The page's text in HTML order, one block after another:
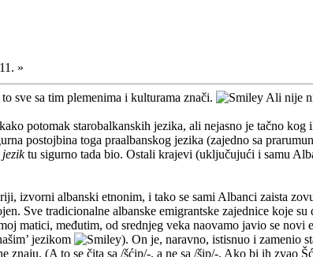
»
sve sa tim plemenima i kulturama znači. Ali nije
potomak starobalkanskih jezika, ali nejasno je tačno
postojbina toga praalbanskog jezika (zajedno sa
jeziktu sigurno tada bio. Ostali krajevi (uključujući i samu
izvorni albanski etnonim, i tako se sami Albanci zaista
Sve tradicionalne albanske emigrantske zajednice koje
matici, međutim, od srednjeg veka naovamo javio se novi
jezikom
). On je, naravno, istisnuo i zamenio
znaju. (A to se čita sa /šćip/-, a ne sa /šip/-. Ako bi ih zvao Šć